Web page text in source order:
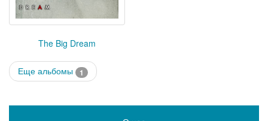
The Big Dream
Еще альбомы 1